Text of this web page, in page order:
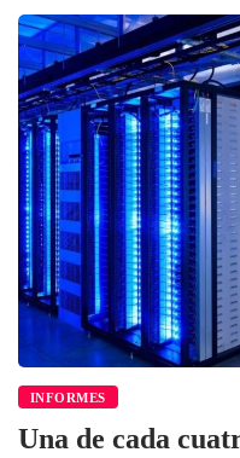
INFORMES
Una de cada